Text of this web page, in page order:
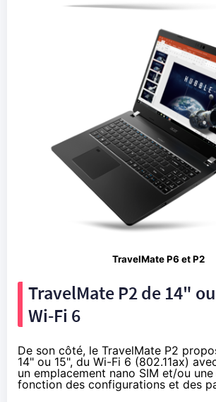
TravelMate P6 et P2
TravelMate P2 de 14"
Wi-Fi 6
De son côté, le TravelMate P2
14" ou 15", du Wi-Fi 6 (802.11ax)
un emplacement nano SIM et/ou une
fonction des configurations et des